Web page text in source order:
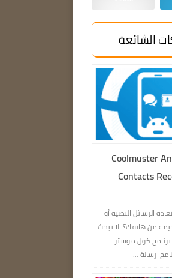
الشائعة
Coolmuster
Contacts
الرسائل النصية أو
من هاتفك؟ لا تبحث
كول موستر
رسالة ...